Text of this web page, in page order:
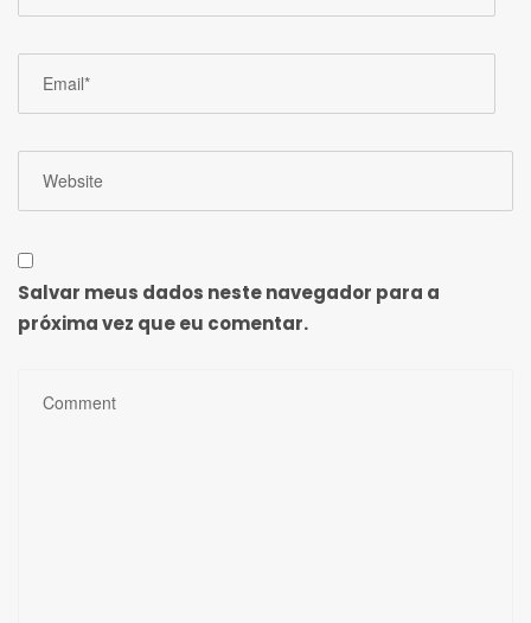
Salvar meus dados neste navegador para a
próxima vez que eu comentar.